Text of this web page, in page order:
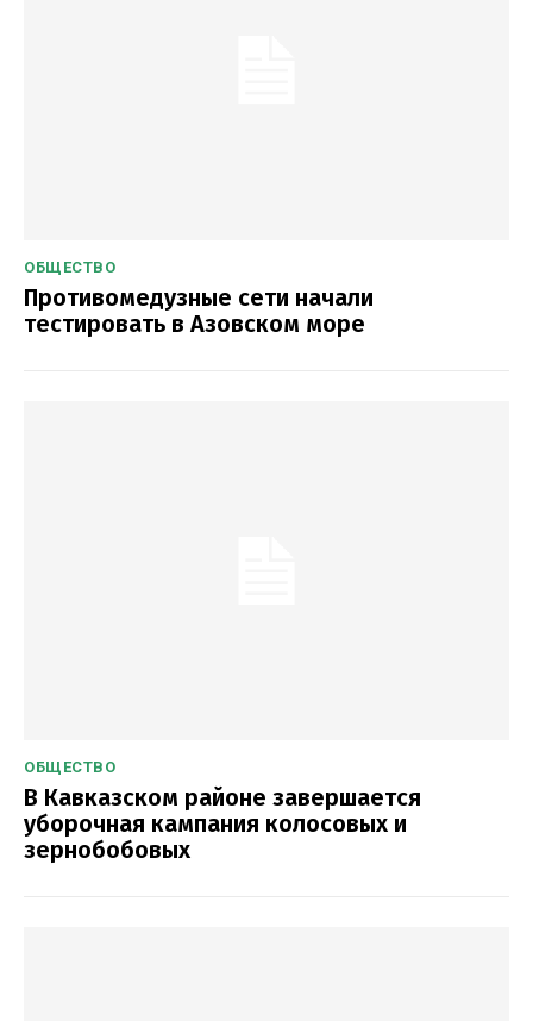
ОБЩЕСТВО
Противомедузные сети начали
тестировать в Азовском море
ОБЩЕСТВО
В Кавказском районе завершается
уборочная кампания колосовых и
зернобобовых